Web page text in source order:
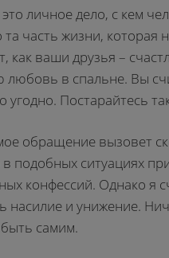
личное дело, с кем
часть жизни, которая
как ваши друзья –
в спальне. Вы
угодно. Постарайтесь
обращение вызовет
подобных ситуациях
конфессий. Однако я
насилие и унижение.
самим.